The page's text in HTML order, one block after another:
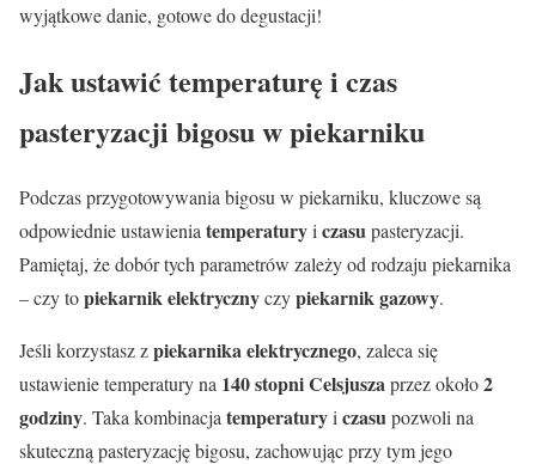
wyjątkowe danie, gotowe do degustacji!
Jak ustawić temperaturę i czas
pasteryzacji bigosu w piekarniku
Podczas przygotowywania bigosu w piekarniku, kluczowe są
odpowiednie ustawienia temperaturyi czasupasteryzacji.
Pamiętaj, że dobór tych parametrów zależy od rodzaju piekarnika
– czy topiekarnik elektrycznyczypiekarnik gazowy.
Jeśli korzystasz zpiekarnika elektrycznego, zaleca się
ustawienie temperatury na 140 stopni Celsjuszaprzez około2
godziny. Taka kombinacja temperaturyi czasupozwoli na
skuteczną pasteryzację bigosu, zachowując przy tym jego